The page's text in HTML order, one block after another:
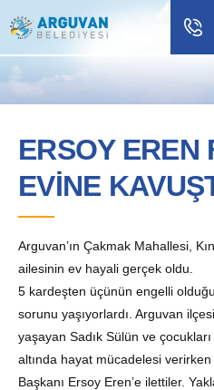
ERSOY EREN
EVİNE
Arguvan’ın Çakmak Mahallesi,
ailesinin ev hayali gerçek oldu.
5 kardeşten üçünün engelli
sorunu yaşıyorlardı. Arguvan
yaşayan Sadık Sülün ve
altında hayat mücadelesi verirken
Başkanı Ersoy Eren’e ilettiler.